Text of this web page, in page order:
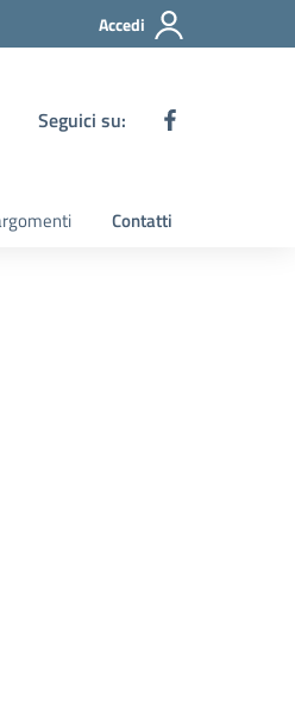
Accedi
Seguici su:
Contatti